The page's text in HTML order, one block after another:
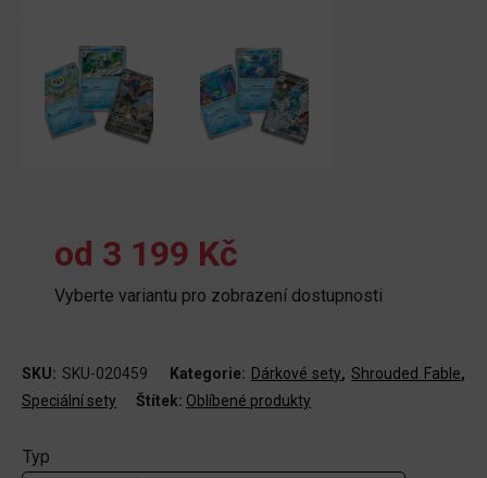
od 3 199 Kč
Vyberte variantu pro zobrazení dostupnosti
SKU: SKU-020459 Kategorie: Dárkové sety,Shrouded Fable,
Speciální sety
Štítek: Oblíbené produkty
Typ